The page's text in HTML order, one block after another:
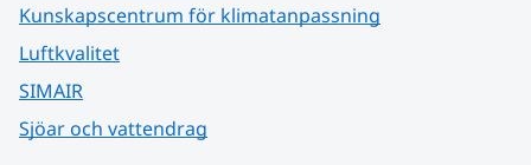
Kunskapscentrum för klimatanpassning
Luftkvalitet
SIMAIR
Sjöar och vattendrag